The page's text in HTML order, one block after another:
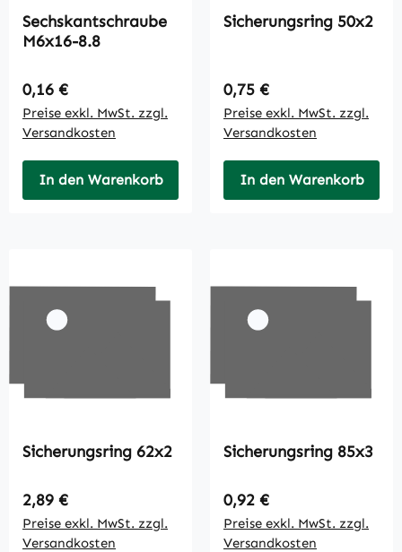
Sechskantschraube
M6x16-8.8
Regulärer Preis:
0,16 €
Preise exkl. MwSt. zzgl.
Versandkosten
In den Warenkorb
Sicherungsring 50x2
Regulärer Preis:
0,75 €
Preise exkl. MwSt. zzgl.
Versandkosten
In den Warenkorb
Sicherungsring 62x2
Regulärer Preis:
2,89 €
Preise exkl. MwSt. zzgl.
Versandkosten
Sicherungsring 85x3
Regulärer Preis:
0,92 €
Preise exkl. MwSt. zzgl.
Versandkosten